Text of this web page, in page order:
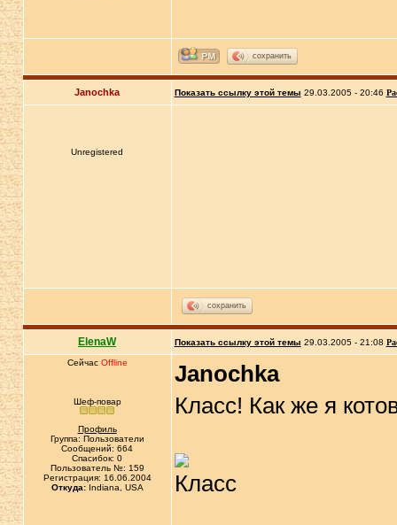
сохранить
Janochka Показать ссылку этой темы 29.03.2005 - 20:46
Unregistered
сохранить
ElenaW Показать ссылку этой темы 29.03.2005 - 21:08
Сейчас Offline
Шеф-повар
Профиль
Группа: Пользователи
Сообщений: 664
Спасибок: 0
Пользователь №: 159
Регистрация: 16.06.2004
Откуда:Indiana, USA
Janochka
Класс! Как же я